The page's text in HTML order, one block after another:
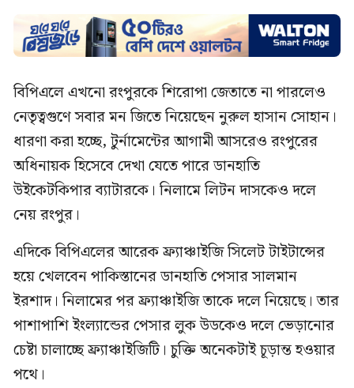
বিপিএলে এখনো রংপুরকে শিরোপা জেতাতে না পারলেও
নেতৃত্বগুণে সবার মন জিতে নিয়েছেন নুরুল হাসান সোহান।
ধারণা করা হচ্ছে, টুর্নামেন্টের আগামী আসরেও রংপুরের
অধিনায়ক হিসেবে দেখা যেতে পারে ডানহাতি
উইকেটকিপার ব্যাটারকে। নিলামে লিটন দাসকেও দলে
নেয় রংপুর।
এদিকে বিপিএলের আরেক ফ্র্যাঞ্চাইজি সিলেট টাইটান্সের
হয়ে খেলবেন পাকিস্তানের ডানহাতি পেসার সালমান
ইরশাদ। নিলামের পর ফ্র্যাঞ্চাইজি তাকে দলে নিয়েছে। তার
পাশাপাশি ইংল্যান্ডের পেসার লুক উডকেও দলে ভেড়ানোর
চেষ্টা চালাচ্ছে ফ্র্যাঞ্চাইজিটি। চুক্তি অনেকটাই চূড়ান্ত হওয়ার
পথে।